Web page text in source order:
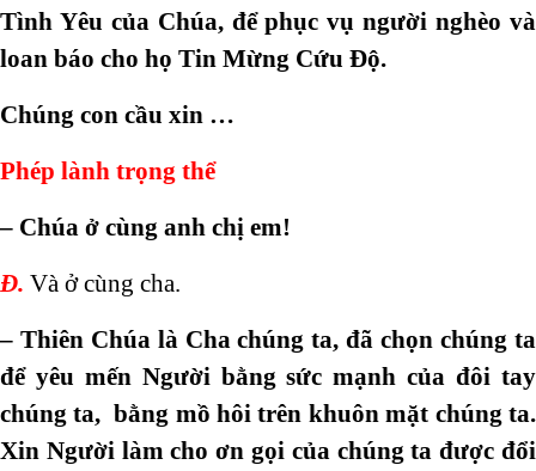
Tình Yêu của Chúa, để phục vụ người nghèo và
loan báo cho họ Tin Mừng Cứu Độ.
Chúng con cầu xin …
Phép lành trọng thể
– Chúa ở cùng anh chị em!
Đ. Và ở cùng cha.
– Thiên Chúa là Cha chúng ta, đã chọn chúng ta
để yêu mến Người bằng sức mạnh của đôi tay
chúng ta, bằng mồ hôi trên khuôn mặt chúng ta.
Xin Người làm cho ơn gọi của chúng ta được đổi